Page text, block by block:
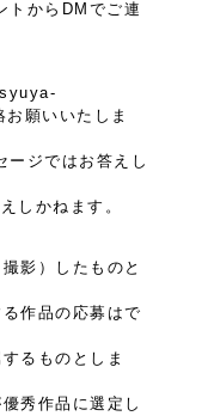
トからDMでご連
願いいたしま
ージではお答えし
しかねます。
影）したものと
作品の応募はで
るものとしま
秀作品に選定し